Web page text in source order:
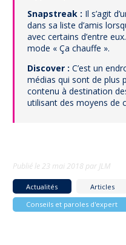
Snapstreak : Il s’agit
dans sa liste d’amis
avec certains d’entre
mode « Ça chauffe ».
Discover : C’est un
médias qui sont de plus
contenu à destination
utilisant des moyens de
Publié le23 mai 2018 par JLM
Actualités
Articles
Conseils et paroles d'expert